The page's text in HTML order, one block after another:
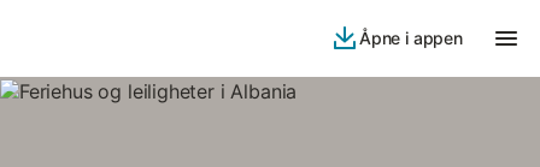
Åpne i appen